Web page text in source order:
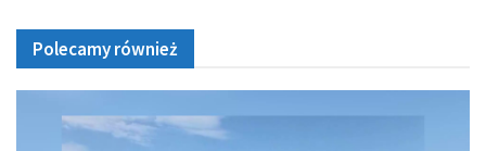
Polecamy również